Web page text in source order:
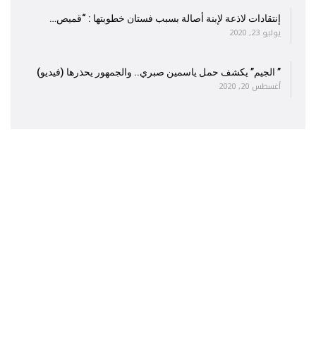
إنتقادات لاذعة لإبنة أصالة بسبب فستان خطوبتها : “قميص…
يوليو 23, 2020
” الجيم” يكشف حمل ياسمين صبري.. والجمهور يحذرها (فيديو)
أغسطس 20, 2020